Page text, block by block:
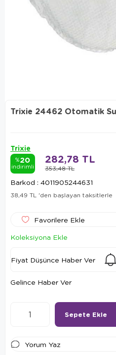
Trixie 24462 Otomatik
Trixie
%20
indirimli 353,48 TL
282,78 TL
Barkod : 4011905244631
38,49 TL 'den başlayan taksitlerle
Favorilere Ekle
Koleksiyona Ekle
Fiyat Düşünce Haber Ver
Gelince Haber Ver
Yorum Yaz